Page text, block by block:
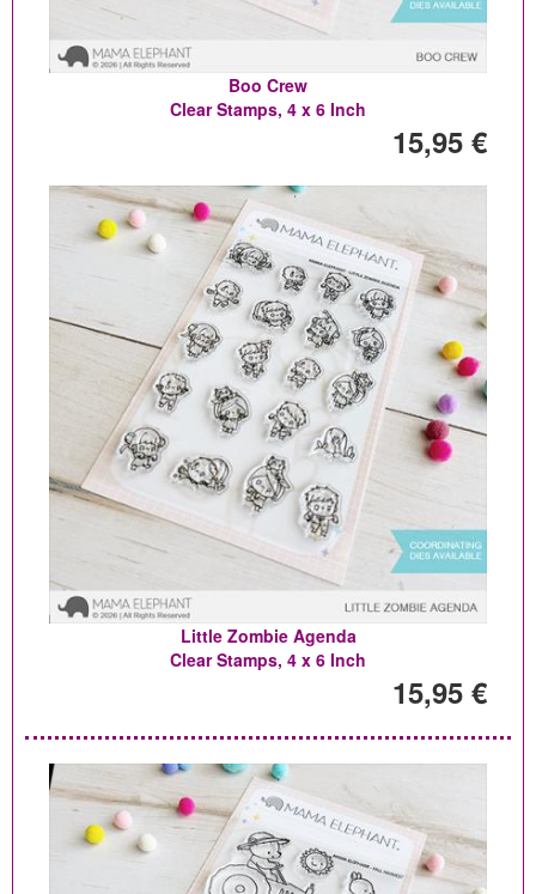
Boo Crew
Clear Stamps, 4 x 6 Inch
15,95 €
Little Zombie Agenda
Clear Stamps, 4 x 6 Inch
15,95 €